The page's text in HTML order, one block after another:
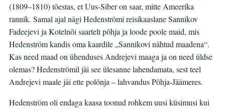
(1809–1810) tõestas, et Uus-Siber on saar, mitte Ameerika
rannik. Samal ajal nägi Hedenströmi reisikaaslane Sannikov
Fadeejevi ja Kotelnõi saartelt põhja ja loode poole maid, mis
Hedenström kandis oma kaardile „Sannikovi nähtud maadena“.
Kas need maad on ühenduses Andrejevi maaga ja on need üldse
olemas? Hedenströmil jäi see ülesanne lahendamata, sest teel
Andrejevi maale jäi ette polõnja – lahvandus Põhja-Jäämeres.
Hedenström oli endaga kaasa toonud rohkem uusi küsimusi kui